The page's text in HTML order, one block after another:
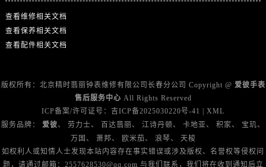
查看维修相关文档
查看保养相关文档
查看配件相关文档
版权所有：北京精时翡丽钟表维修有限公司长春分公司 Copyright @ 爱彼手表
售后服务中心 All Rights Reserved
ICP备案/许可证号： 吉ICP备2025030220号-41
XML
服务品牌： 爱彼、 劳力士、 百达翡丽 、 江诗丹顿 、 卡地亚、 积家、 宝玑、
万国 、 萧邦、 欧米茄 、 浪琴、 天梭
如权利人或知情人士发现本站内容存在事实错误或涉及版权、名誉权等侵权问
题，请通过邮箱：2557628530@qq.com 与我们联系，我们将在收到通知后立